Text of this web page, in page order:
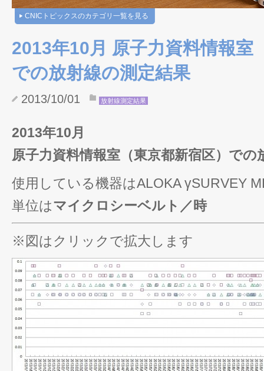
CNICトピックスのカテゴリ一覧を見る
2013年10月 原子力資料情報室
での放射線の測定結果
2013/10/01 放射線測定結果
2013年10月
原子力資料情報室（東京都新宿区）での
使用している機器はALOKA γSURVEY
単位はマイクロシーベルト／時
※図はクリックで拡大します